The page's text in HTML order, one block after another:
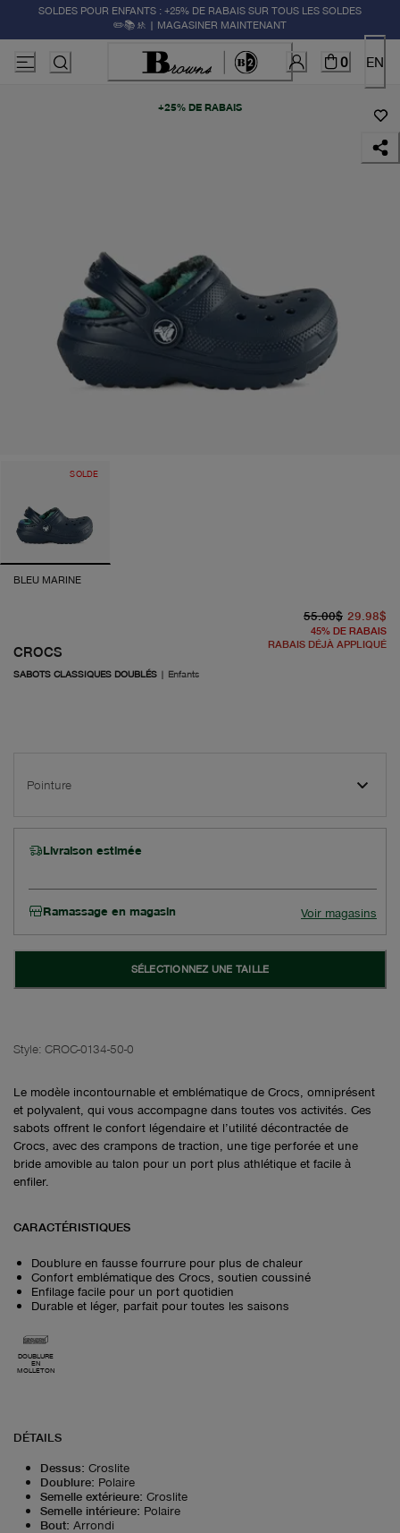
SOLDES POUR ENFANTS : +25% DE RABAIS SUR TOUS LES SOLDES
✏️📚🚸 | MAGASINER MAINTENANT
0 EN
+25% DE RABAIS
SOLDE
BLEU MARINE
CROCS
SABOTS CLASSIQUES DOUBLÉS | Enfants
55.00$ 29.98$
45% DE RABAIS
RABAIS DÉJÀ APPLIQUÉ
Pointure
Livraison estimée
Ramassage en magasin Voir magasins
SÉLECTIONNEZ UNE TAILLE
Style: CROC-0134-50-0
Le modèle incontournable et emblématique de Crocs, omniprésent
et polyvalent, qui vous accompagne dans toutes vos activités. Ces
sabots offrent le confort légendaire et l’utilité décontractée de
Crocs, avec des crampons de traction, une tige perforée et une
bride amovible au talon pour un port plus athlétique et facile à
enfiler.
CARACTÉRISTIQUES
Doublure en fausse fourrure pour plus de chaleur
Confort emblématique des Crocs, soutien coussiné
Enfilage facile pour un port quotidien
Durable et léger, parfait pour toutes les saisons
DOUBLURE
EN
MOLLETON
DÉTAILS
Dessus: Croslite
Doublure: Polaire
Semelle extérieure: Croslite
Semelle intérieure: Polaire
Bout: Arrondi